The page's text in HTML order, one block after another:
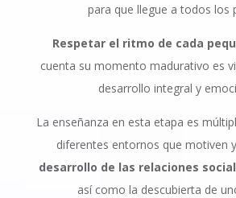
para que llegue a todos los
Respetar el ritmo de cada
cuenta su momento madurativo es
desarrollo integral y
La enseñanza en esta etapa es
diferentes entornos que motiven
desarrollo de las relaciones
así como la descubierta de